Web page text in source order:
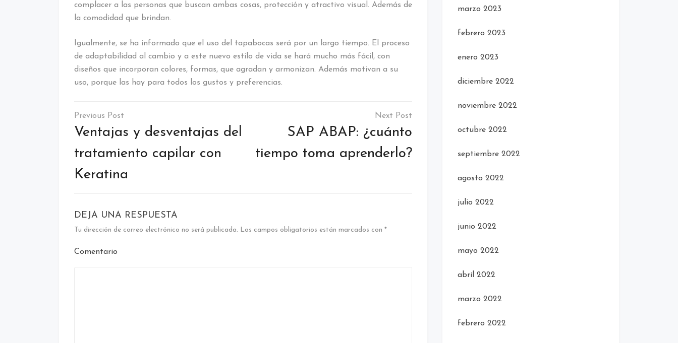
complacer a las personas que buscan ambas cosas, protección y atractivo visual. Además de
la comodidad que brindan.
Igualmente, se ha informado que el uso del tapabocas será por un largo tiempo. El proceso
de adaptabilidad al cambio y a este nuevo estilo de vida se hará mucho más fácil, con
diseños que incorporan colores, formas, que agradan y armonizan. Además motivan a su
uso, porque las hay para todos los gustos y preferencias.
Navegación
de
entradas
Ventajas y desventajas del
tratamiento capilar con
Keratina
SAP ABAP: ¿cuánto
tiempo toma aprenderlo?
DEJA UNA RESPUESTA
Tu dirección de correo electrónico no será publicada. Los campos obligatorios están marcados con *
Comentario
marzo 2023
febrero 2023
enero 2023
diciembre 2022
noviembre 2022
octubre 2022
septiembre 2022
agosto 2022
julio 2022
junio 2022
mayo 2022
abril 2022
marzo 2022
febrero 2022